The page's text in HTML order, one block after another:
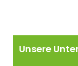
Unsere